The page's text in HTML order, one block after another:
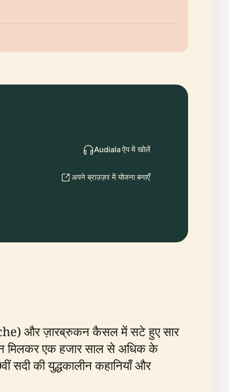
Audiala ऐप में खोलें
अपने ब्राउज़र में योजना बनाएँ
और ज़ारब्रुकन कैसल में सटे हुए सार
मिलकर एक हजार साल से अधिक के
सदी की युद्धकालीन कहानियाँ और